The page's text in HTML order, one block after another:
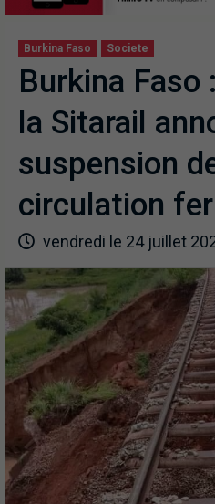
Burkina Faso Societe
Burkina Faso
la Sitarail
suspension
circulation
vendredi le 24 juillet